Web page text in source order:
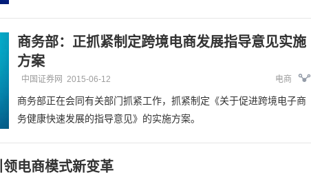
商务部：正抓紧制定跨境电商发展指导意见实施
方案
中国证券网 2015-06-12 电商
商务部正在会同有关部门抓紧工作，抓紧制定《关于促进跨境电子商
务健康快速发展的指导意见》的实施方案。
电商模式新变革